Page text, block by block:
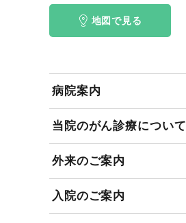
地図で見る
病院案内
当院のがん診療について
外来のご案内
入院のご案内